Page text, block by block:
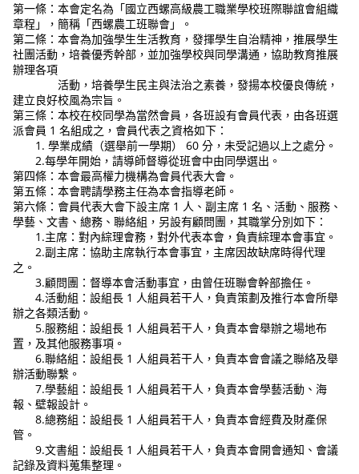
第一條：本會定名為「國立西螺高級農工職業學校班際聯誼會組織
章程」，簡稱「西螺農工班聯會」。
第二條：本會為加強學生生活教育，發揮學生自治精神，推展學生
社團活動，培養優秀幹部，並加強學校與同學溝通，協助教育推展
辦理各項
活動，培養學生民主與法治之素養，發揚本校優良傳統，
建立良好校風為宗旨。
第三條：本校在校同學為當然會員，各班設有會員代表，由各班選
派會員 1 名組成之，會員代表之資格如下：
1. 學業成績（選舉前一學期） 60 分，未受記過以上之處分。
2.每學年開始，請導師督導從班會中由同學選出。
第四條：本會最高權力機構為會員代表大會。
第五條：本會聘請學務主任為本會指導老師。
第六條：會員代表大會下設主席 1 人、副主席 1 名、活動、服務、
學藝、文書、總務、聯絡組，另設有顧問團，其職掌分別如下：
1.主席：對內綜理會務，對外代表本會，負責綜理本會事宜。
2.副主席：協助主席執行本會事宜，主席因故缺席時得代理
之。
3.顧問團：督導本會活動事宜，由曾任班聯會幹部擔任。
4.活動組：設組長 1 人組員若干人，負責策劃及推行本會所舉
辦之各類活動。
5.服務組：設組長 1 人組員若干人，負責本會舉辦之場地布
置，及其他服務事項。
6.聯絡組：設組長 1 人組員若干人，負責本會會議之聯絡及舉
辦活動聯繫。
7.學藝組：設組長 1 人組員若干人，負責本會學藝活動、海
報、壁報設計。
8.總務組：設組長 1 人組員若干人，負責本會經費及財產保
管。
9.文書組：設組長 1 人組員若干人，負責本會開會通知、會議
記錄及資料蒐集整理。